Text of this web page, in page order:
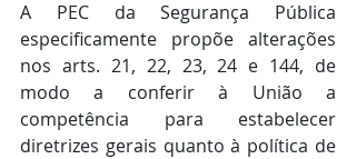
A PEC da Segurança Pública
especificamente propõe alterações
nos arts. 21, 22, 23, 24 e 144, de
modo a conferir à União a
competência para estabelecer
diretrizes gerais quanto à política de